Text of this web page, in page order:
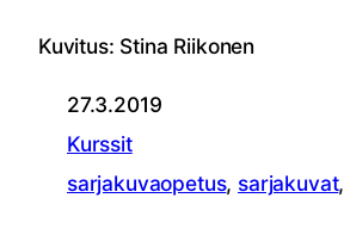
Kuvitus: Stina Riikonen
27.3.2019
Kurssit
sarjakuvaopetus, sarjakuvat,